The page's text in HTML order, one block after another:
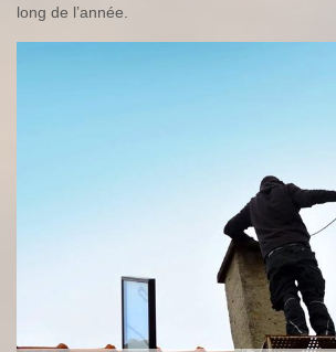
long de l’année.